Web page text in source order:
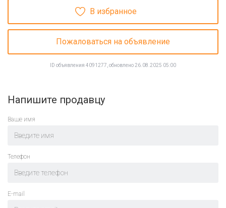
В избранное
Пожаловаться на объявление
ID объявления 4091277, обновлено 26.08.2025 05:00
Напишите продавцу
Ваше имя
Телефон
E-mail